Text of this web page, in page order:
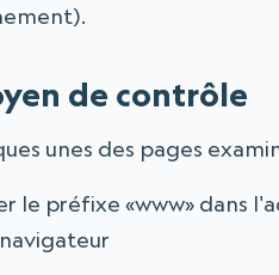
de contrôle
unes des pages
le préfixe «www» dans